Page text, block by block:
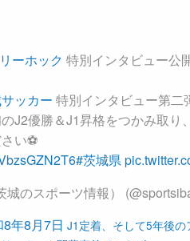
ーホック 特別インタビュー公
ッカー 特別インタビュー第二
J2優勝＆J1昇格をつかみ取り
い⚽
#茨城県
のスポーツ情報）
8年8月7日 J1定着、そして5年後の